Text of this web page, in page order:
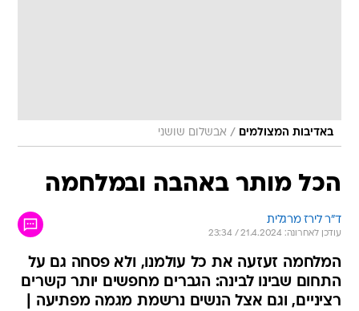
באדיבות המצולמים / אבשלום שושני
הכל מותר באהבה ובמלחמה
ד"ר לירז מרגלית
עודכן לאחרונה: 21.4.2024 / 23:34
המלחמה זעזעה את כל עולמנו, ולא פסחה גם על
התחום שבינו לבינה: הגברים מחפשים יותר קשרים
רציניים, וגם אצל הנשים נרשמת מגמה מפתיעה |